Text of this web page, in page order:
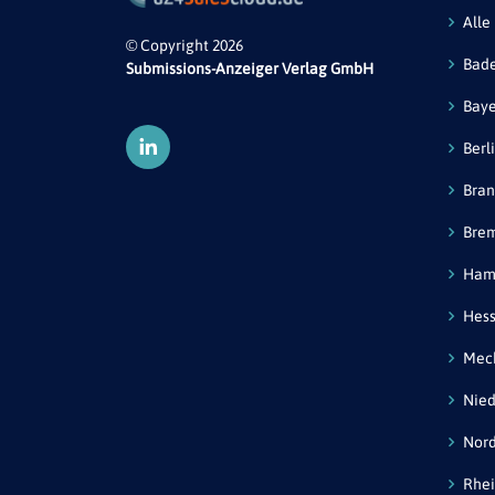
© Copyright 2026
Submissions-Anzeiger Verlag GmbH
Alle